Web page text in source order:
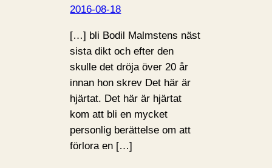
2016-08-18
[…] bli Bodil Malmstens näst
sista dikt och efter den
skulle det dröja över 20 år
innan hon skrev Det här är
hjärtat. Det här är hjärtat
kom att bli en mycket
personlig berättelse om att
förlora en […]